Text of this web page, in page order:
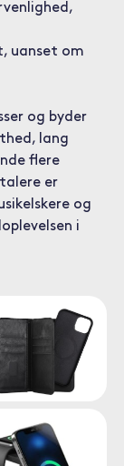
uanset om
og byder
lang
flere
er
og
i